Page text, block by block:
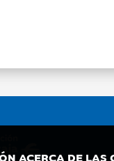
ACERCA DE LAS